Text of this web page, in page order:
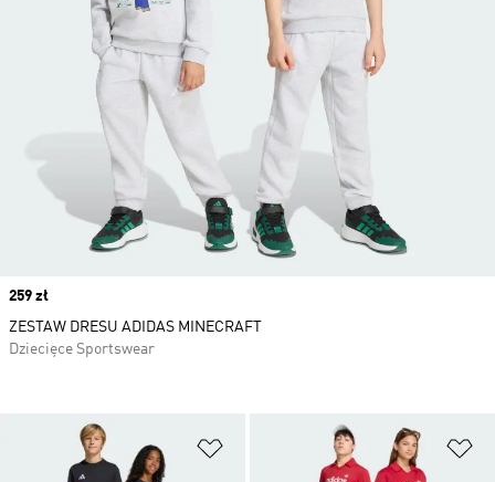
Dodaj do listy życzeń
Price
259 zł
ZESTAW DRESU ADIDAS MINECRAFT
Dziecięce Sportswear